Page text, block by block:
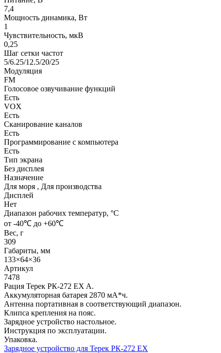
7,4
Мощность динамика, Вт
1
Чувствительность, мкВ
0,25
Шаг сетки частот
5/6.25/12.5/20/25
Модуляция
FM
Голосовое озвучивание функций
Есть
VOX
Есть
Сканирование каналов
Есть
Программирование с компьютера
Есть
Тип экрана
Без дисплея
Назначение
Для моря , Для производства
Дисплей
Нет
Диапазон рабочих температур, °С
от -40℃ до +60℃
Вес, г
309
Габариты, мм
133×64×36
Артикул
7478
Рация Терек РК-272 EX A.
Аккумуляторная батарея 2870 мА*ч.
Антенна портативная в соответствующий диапазон.
Клипса крепления на пояс.
Зарядное устройство настольное.
Инструкция по эксплуатации.
Упаковка.
Зарядное устройство для Терек РК-272 EX